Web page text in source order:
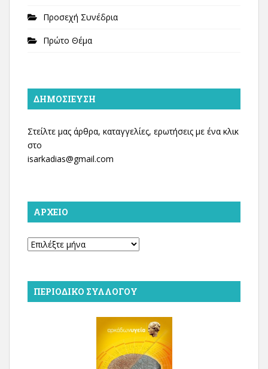
Προσεχή Συνέδρια
Πρώτο Θέμα
ΔΗΜΟΣΊΕΥΣΗ
Στείλτε μας άρθρα, καταγγελίες, ερωτήσεις με ένα κλικ
στο
isarkadias@gmail.com
ΑΡΧΕΊΟ
Αρχείο
ΠΕΡΙΟΔΙΚΌ ΣΥΛΛΌΓΟΥ